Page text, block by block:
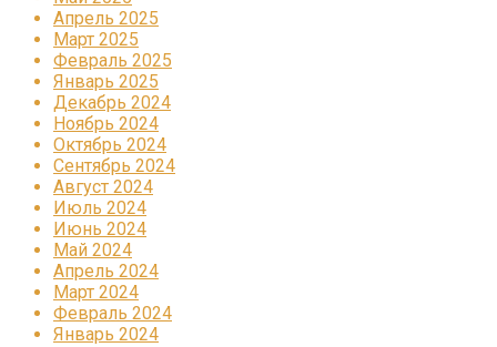
Апрель 2025
Март 2025
Февраль 2025
Январь 2025
Декабрь 2024
Ноябрь 2024
Октябрь 2024
Сентябрь 2024
Август 2024
Июль 2024
Июнь 2024
Май 2024
Апрель 2024
Март 2024
Февраль 2024
Январь 2024